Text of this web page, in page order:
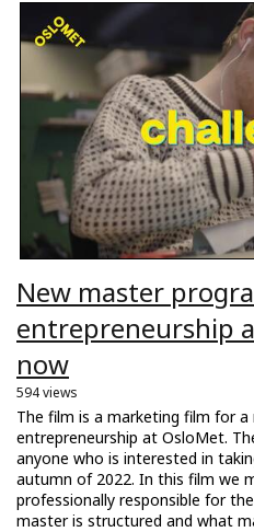
New master
entrepreneurship
now
594 views
The film is a marketing film for
entrepreneurship at OsloMet.
anyone who is interested in
autumn of 2022. In this film we
professionally responsible for
master is structured and what